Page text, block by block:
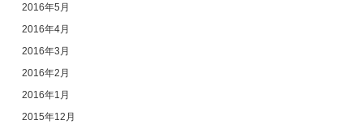
2016年5月
2016年4月
2016年3月
2016年2月
2016年1月
2015年12月